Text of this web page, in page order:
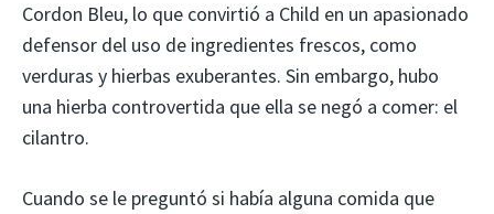
Cordon Bleu, lo que convirtió a Child en un apasionado
defensor del uso de ingredientes frescos, como
verduras y hierbas exuberantes. Sin embargo, hubo
una hierba controvertida que ella se negó a comer: el
cilantro.
Cuando se le preguntó si había alguna comida que